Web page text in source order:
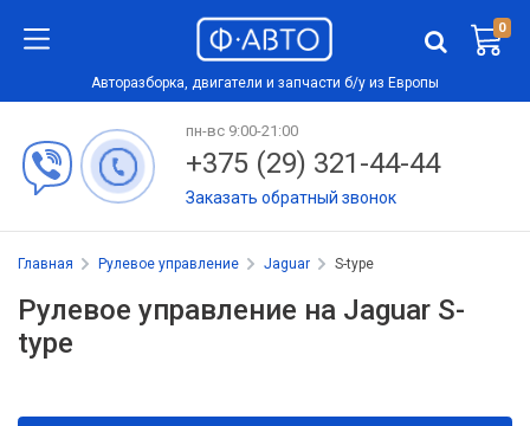
0
Авторазборка, двигатели и запчасти б/у из Европы
пн-вс 9:00-21:00
+375 (29) 321-44-44
Заказать обратный звонок
Главная Рулевое управление Jaguar S-type
Рулевое управление на Jaguar S-
type